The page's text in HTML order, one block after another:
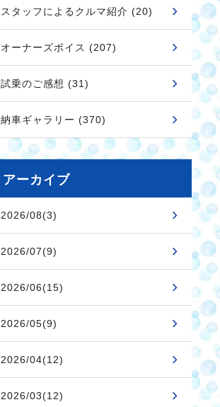
スタッフによるクルマ紹介 (20)
オーナーズボイス (207)
試乗のご感想 (31)
納車ギャラリー (370)
アーカイブ
2026/08(3)
2026/07(9)
2026/06(15)
2026/05(9)
2026/04(12)
2026/03(12)